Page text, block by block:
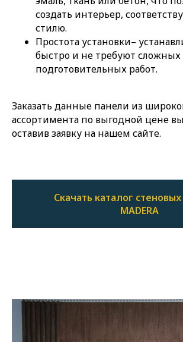
создать интерьер,
стилю.
Простота установки–
быстро и не требуют сложных
подготовительных работ.
Заказать данные панели из
ассортимента по выгодной цене
оставив заявку на нашем сайте.
Скачать каталог
MADERA